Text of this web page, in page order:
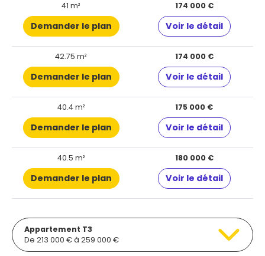
41 m² 174 000 €
Demander le plan Voir le détail
42.75 m² 174 000 €
Demander le plan Voir le détail
40.4 m² 175 000 €
Demander le plan Voir le détail
40.5 m² 180 000 €
Demander le plan Voir le détail
Appartement T3
De 213 000 € à 259 000 €